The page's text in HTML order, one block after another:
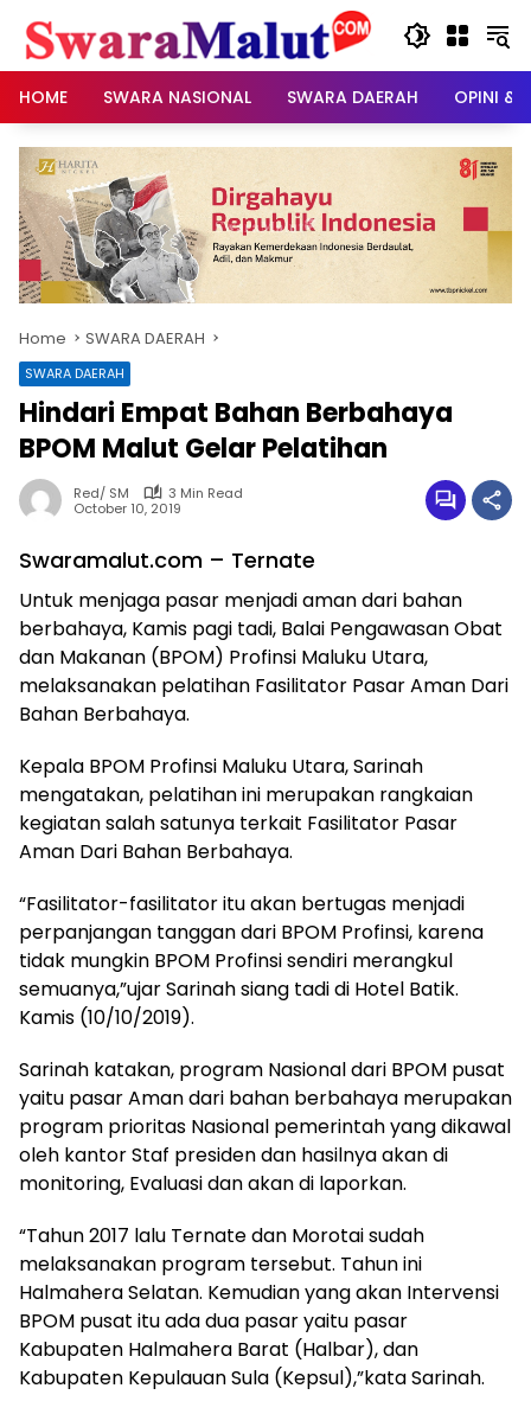
content
HOME
SWARA NASIONAL SWARA DAERAH OPINI &
Home SWARA DAERAH
SWARA DAERAH
Hindari Empat Bahan Berbahaya
BPOM Malut Gelar Pelatihan
Red/ SM
3 Min Read
October 10, 2019
Swaramalut.com – Ternate
Untuk menjaga pasar menjadi aman dari bahan
berbahaya, Kamis pagi tadi, Balai Pengawasan Obat
dan Makanan (BPOM) Profinsi Maluku Utara,
melaksanakan pelatihan Fasilitator Pasar Aman Dari
Bahan Berbahaya.
Kepala BPOM Profinsi Maluku Utara, Sarinah
mengatakan, pelatihan ini merupakan rangkaian
kegiatan salah satunya terkait Fasilitator Pasar
Aman Dari Bahan Berbahaya.
“Fasilitator-fasilitator itu akan bertugas menjadi
perpanjangan tanggan dari BPOM Profinsi, karena
tidak mungkin BPOM Profinsi sendiri merangkul
semuanya,”ujar Sarinah siang tadi di Hotel Batik.
Kamis (10/10/2019).
Sarinah katakan, program Nasional dari BPOM pusat
yaitu pasar Aman dari bahan berbahaya merupakan
program prioritas Nasional pemerintah yang dikawal
oleh kantor Staf presiden dan hasilnya akan di
monitoring, Evaluasi dan akan di laporkan.
“Tahun 2017 lalu Ternate dan Morotai sudah
melaksanakan program tersebut. Tahun ini
Halmahera Selatan. Kemudian yang akan Intervensi
BPOM pusat itu ada dua pasar yaitu pasar
Kabupaten Halmahera Barat (Halbar), dan
Kabupaten Kepulauan Sula (Kepsul),”kata Sarinah.